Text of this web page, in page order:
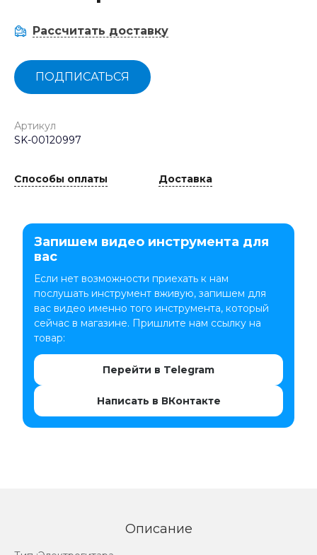
Рассчитать доставку
ПОДПИСАТЬСЯ
Артикул
SK-00120997
Способы оплаты Доставка
Запишем видео инструмента для
вас
Если нет возможности приехать к нам
послушать инструмент вживую, запишем для
вас видео именно того инструмента, который
сейчас в магазине. Пришлите нам ссылку на
товар:
Перейти в Telegram
Написать в ВКонтакте
Описание